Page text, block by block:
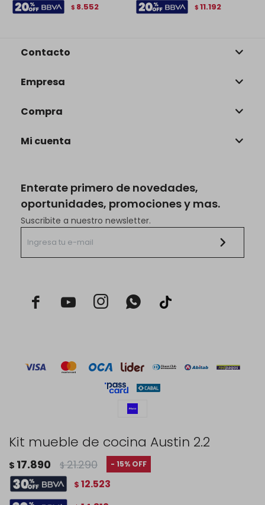
Kit mueble de cocina Austin 2.2
$ 17.890 $ 21.290 15
$ 12.523
$ 8.552 $ 11.192
Enterate primero de novedades,
oportunidades, promociones y mas.
Suscribite a nuestro newsletter.
  
Contacto
Empresa
Compra
Mi cuenta
© Copyright 2026 / Rustico Hogar